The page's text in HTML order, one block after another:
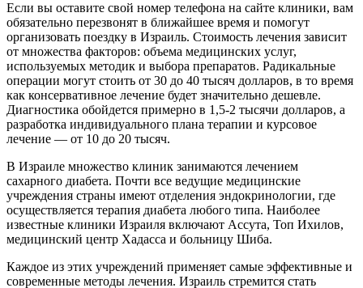
Если вы оставите свой номер телефона на сайте клиники, вам
обязательно перезвонят в ближайшее время и помогут
организовать поездку в Израиль. Стоимость лечения зависит
от множества факторов: объема медицинских услуг,
используемых методик и выбора препаратов. Радикальные
операции могут стоить от 30 до 40 тысяч долларов, в то время
как консервативное лечение будет значительно дешевле.
Диагностика обойдется примерно в 1,5-2 тысячи долларов, а
разработка индивидуального плана терапии и курсовое
лечение — от 10 до 20 тысяч.
В Израиле множество клиник занимаются лечением
сахарного диабета. Почти все ведущие медицинские
учреждения страны имеют отделения эндокринологии, где
осуществляется терапия диабета любого типа. Наиболее
известные клиники Израиля включают Ассута, Топ Ихилов,
медицинский центр Хадасса и больницу Шиба.
Каждое из этих учреждений применяет самые эффективные и
современные методы лечения. Израиль стремится стать